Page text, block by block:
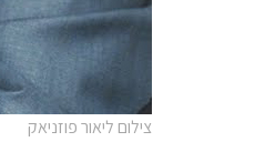
צילום ליאור פוזניאק